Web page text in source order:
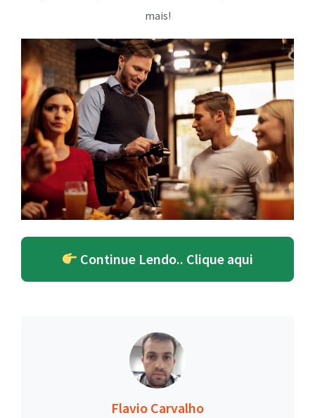
mais!
Continue Lendo.. Clique aqui
Flavio Carvalho